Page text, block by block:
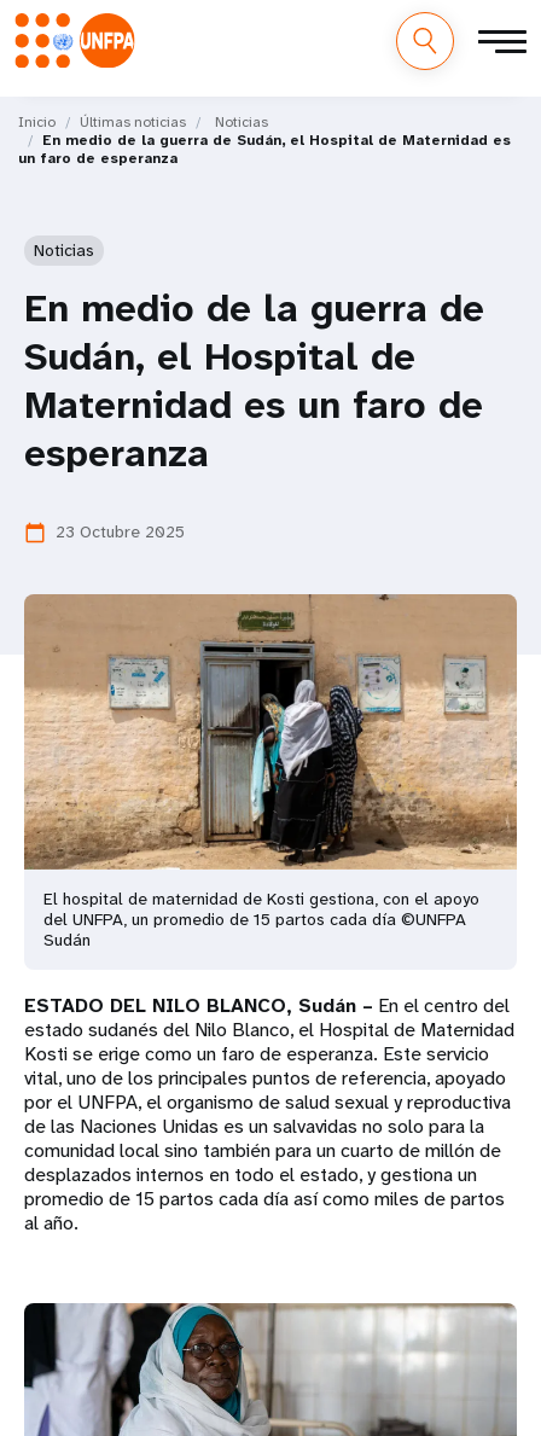
contenido
principal
M
a
Inicio Últimas noticias
Noticias
En medio de la guerra de Sudán, el Hospital de Maternidad es
un faro de esperanza
Noticias
En medio de la guerra de
Sudán, el Hospital de
Maternidad es un faro de
esperanza
calendar_today 23 Octubre 2025
El hospital de maternidad de Kosti gestiona, con el apoyo
del UNFPA, un promedio de 15 partos cada día ©UNFPA
Sudán
ESTADO DEL NILO BLANCO, Sudán – En el centro del
estado sudanés del Nilo Blanco, el Hospital de Maternidad
Kosti se erige como un faro de esperanza. Este servicio
vital, uno de los principales puntos de referencia, apoyado
por el UNFPA, el organismo de salud sexual y reproductiva
de las Naciones Unidas es un salvavidas no solo para la
comunidad local sino también para un cuarto de millón de
desplazados internos en todo el estado, y gestiona un
promedio de 15 partos cada día así como miles de partos
al año.